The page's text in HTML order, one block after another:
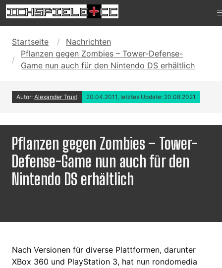
Startseite
Nachrichten
Pflanzen gegen Zombies – Tower-Defense-
Game nun auch für den Nintendo DS erhältlich
Autor: Alexander Trust 20.04.2011, letztes Update: 20.08.2021
Pflanzen gegen Zombies – Tower-
Defense-Game nun auch für den
Nintendo DS erhältlich
Nach Versionen für diverse Plattformen, darunter
XBox 360 und PlayStation 3, hat nun rondomedia